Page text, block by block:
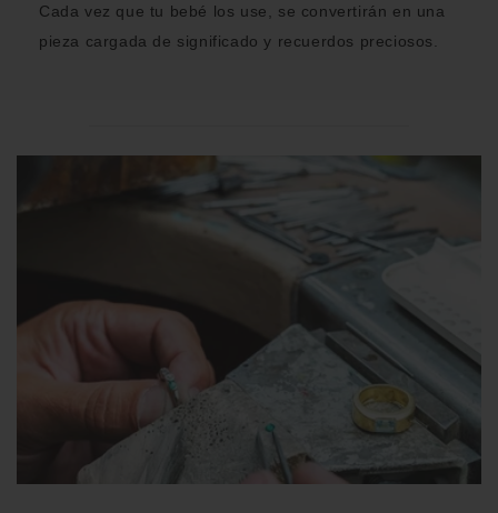
Cada vez que tu bebé los use, se convertirán en una
pieza cargada de significado y recuerdos preciosos.